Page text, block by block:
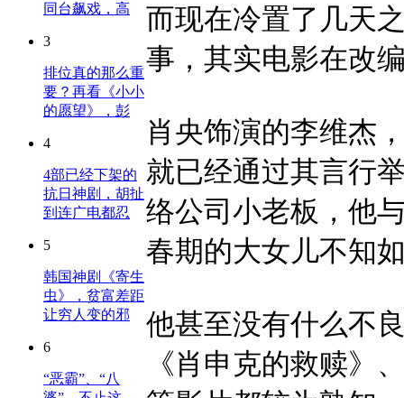
而现在冷置了几天
事，其实电影在改
肖央饰演的李维杰
就已经通过其言行
络公司小老板，他
春期的大女儿不知
他甚至没有什么不
《肖申克的救赎》
同台飙戏，高
3
排位真的那么重
要？再看《小小
的愿望》，彭
4
4部已经下架的
抗日神剧，胡扯
到连广电都忍
5
韩国神剧《寄生
虫》，贫富差距
让穷人变的邪
6
“恶霸”、“八